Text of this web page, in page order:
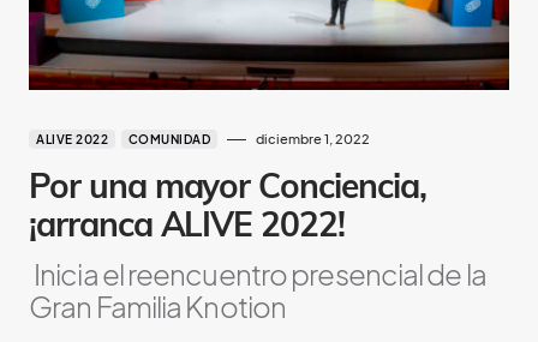
ALIVE 2022 COMUNIDAD diciembre 1, 2022
Por una mayor Conciencia,
¡arranca ALIVE 2022!
Inicia el reencuentro presencial de la
Gran Familia Knotion